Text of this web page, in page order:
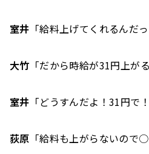
室井 「給料上げてくれるんだ
大竹 「だから時給が31円上が
室井 「どうすんだよ！31円で！
荻原 「給料も上がらないので